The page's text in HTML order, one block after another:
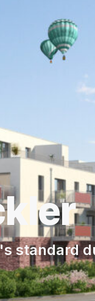
standard